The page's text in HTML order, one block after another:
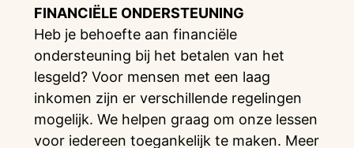
FINANCIËLE ONDERSTEUNING
Heb je behoefte aan financiële
ondersteuning bij het betalen van het
lesgeld? Voor mensen met een laag
inkomen zijn er verschillende regelingen
mogelijk. We helpen graag om onze lessen
voor iedereen toegankelijk te maken. Meer